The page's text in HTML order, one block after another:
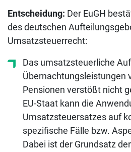
Entscheidung: Der EuGH
des deutschen
Umsatzsteuerrecht:
Das umsatzsteuerliche
Übernachtungsleistungen
Pensionen verstößt nicht
EU-Staat kann die
Umsatzsteuersatzes auf
spezifische Fälle bzw.
Dabei ist der Grundsatz